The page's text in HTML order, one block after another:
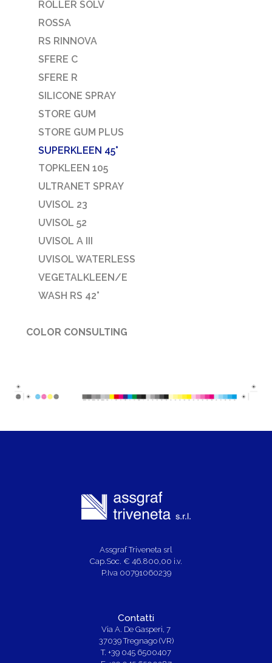
ROLLER SOLV
ROSSA
RS RINNOVA
SFERE C
SFERE R
SILICONE SPRAY
STORE GUM
STORE GUM PLUS
SUPERKLEEN 45°
TOPKLEEN 105
ULTRANET SPRAY
UVISOL 23
UVISOL 52
UVISOL A III
UVISOL WATERLESS
VEGETALKLEEN/E
WASH RS 42°
COLOR CONSULTING
Assgraf Triveneta srl
Cap.Soc. € 46.800,00 i.v.
P.Iva 00791060239
Contatti
Via A. De Gasperi, 7
37039 Tregnago (VR)
T. +39 045 6500407